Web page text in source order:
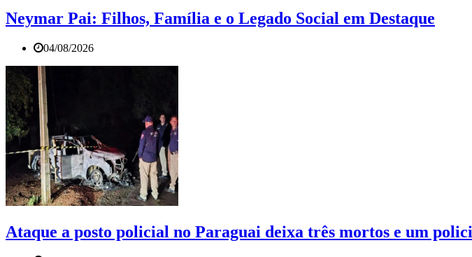
Neymar Pai: Filhos, Família e o Legado Social em Destaque
04/08/2026
Ataque a posto policial no Paraguai deixa três mortos e um